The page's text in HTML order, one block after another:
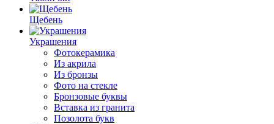
Щебень
Украшения
Фотокерамика
Из акрила
Из бронзы
Фото на стекле
Бронзовые буквы
Вставка из гранита
Позолота букв